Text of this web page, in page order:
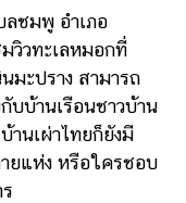
ลชมพู อำเภอ
วิวทะเลหมอกที่
มะปราง สามารถ
บบ้านเรือนชาวบ้าน
านเผ่าไทยก็ยังมี
ยแห่ง หรือใครชอบ